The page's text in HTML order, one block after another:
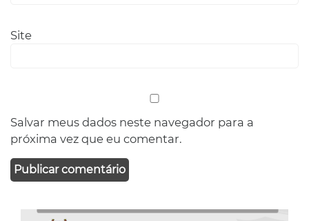
Site
Salvar meus dados neste navegador para a
próxima vez que eu comentar.